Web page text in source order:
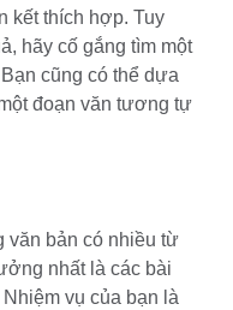
kết thích hợp. Tuy
hãy cố gắng tìm một
cũng có thể dựa
đoạn văn tương tự
văn bản có nhiều từ
nhất là các bài
vụ của bạn là